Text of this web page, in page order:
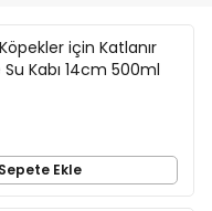
için Katlanır
Kabı 14cm 500ml
Sepete Ekle